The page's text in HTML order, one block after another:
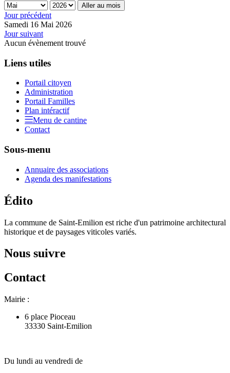
Aller au mois
Jour précédent
Samedi 16 Mai 2026
Jour suivant
Aucun évènement trouvé
Liens utiles
Portail citoyen
Administration
Portail Familles
Plan intéractif
Menu de cantine
Contact
Sous-menu
Annuaire des associations
Agenda des manifestations
Édito
La commune de Saint-Emilion est riche d'un patrimoine architectural
historique et de paysages viticoles variés.
Nous suivre
Contact
Mairie :
6 place Pioceau
33330 Saint-Emilion
Du lundi au vendredi de